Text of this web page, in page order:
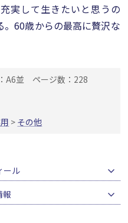
実して生きたいと思うの
60歳からの最高に贅沢な
A6並
ページ数：228
> その他
ール
報